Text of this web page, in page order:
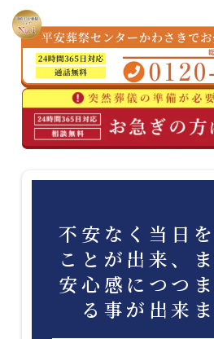
不安なく当日
ことが出来、
安心感につつ
る事が出来ま